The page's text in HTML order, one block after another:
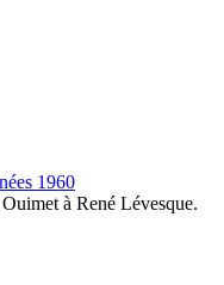
1960
à René Lévesque.